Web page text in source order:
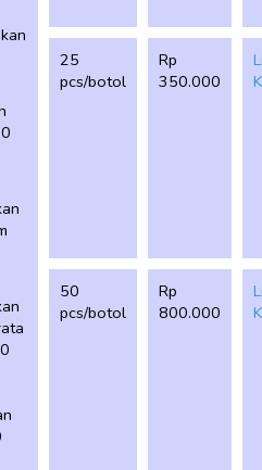
25
pcs/botol
Rp
350.000
50
pcs/botol
Rp
800.000